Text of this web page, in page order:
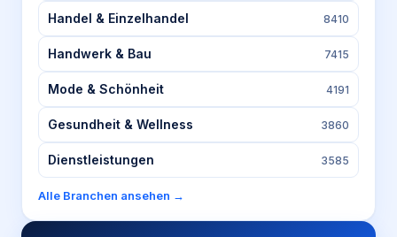
Handel & Einzelhandel 8410
Handwerk & Bau 7415
Mode & Schönheit 4191
Gesundheit & Wellness 3860
Dienstleistungen 3585
Alle Branchen ansehen →